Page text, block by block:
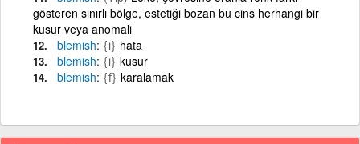
gösteren sınırlı bölge, estetiği bozan bu cins herhangi bir
kusur veya anomali
blemish {i} hata
blemish {i} kusur
blemish {f} karalamak